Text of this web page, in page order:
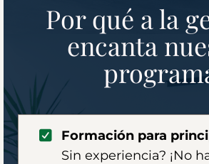
Por qué a la
encanta
Formación para
Sin experiencia? ¡No